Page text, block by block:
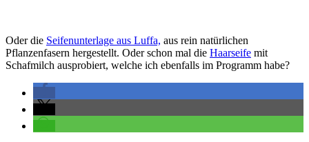
Oder die Seifenunterlage aus Luffa, aus rein natürlichen
Pflanzenfasern hergestellt. Oder schon mal die Haarseife mit
Schafmilch ausprobiert, welche ich ebenfalls im Programm habe?